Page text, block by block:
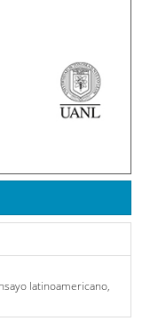
latinoamericano,